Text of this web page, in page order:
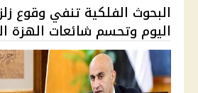
البحوث الفلكية تنفي وقوع
اليوم وتحسم شائعات الهزة